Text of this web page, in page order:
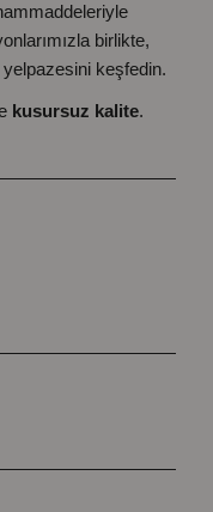
birlikte,
yelpazesini keşfedin.
kusursuz kalite.